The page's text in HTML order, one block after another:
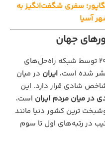
سفری شگفت‌انگیز به
آسیا
جهان
بر اساس گزارش جهانی که سال ۲۰۲۵ توسط شبکه راه‌حل‌های
شده است، ایران در میان
شادی قرار دارد. این
میان مردم ایران است،
ترین کشور دنیا مانند
در رتبه‌های اول تا سوم